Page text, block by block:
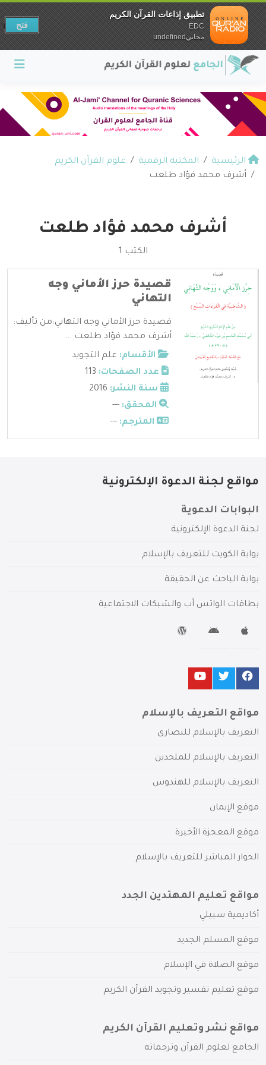
الرئيسية المكتبة الرقمية
علوم القرآن الكريم
أشرف محمد فؤاد طلعت
أشرف محمد فؤاد طلعت
الكتب 1
قصيدة حرز الأماني وجه
التهاني
قصيدة حرز الأماني وجه التهاني:من تأليف:
أشرف محمد فؤاد طلعت ...
الأقسام: علم التجويد
عدد الصفحات:
سنة النشر:
المحقق: ---
المترجم: ---
مواقع لجنة الدعوة الإلكترونية
البوابات الدعوية
لجنة الدعوة الإلكترونية
بوابة الكويت للتعريف بالإسلام
بوابة الباحث عن الحقيقة
بطاقات الواتس آب والشبكات الاجتماعية
مواقع التعريف بالإسلام
التعريف بالإسلام للنصارى
التعريف بالإسلام للملحدين
التعريف بالإسلام للهندوس
موقع الإيمان
موقع المعجزة الأخيرة
الحوار المباشر للتعريف بالإسلام
مواقع تعليم المهتدين الجدد
أكاديمية سبيلي
موقع المسلم الجديد
موقع الصلاة في الإسلام
موقع تعليم تفسير وتجويد القرآن الكريم
مواقع نشر وتعليم القرآن الكريم
الجامع لعلوم القرآن وترجماته
تطبيق إذاعات القرآن الكريم
EDC
مجانيundefined
فتح